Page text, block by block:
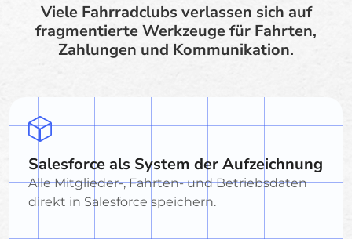
Viele Fahrradclubs verlassen sich auf
fragmentierte Werkzeuge für Fahrten,
Zahlungen und Kommunikation.
Salesforce als System der Aufzeichnung
Alle Mitglieder-, Fahrten- und Betriebsdaten
direkt in Salesforce speichern.